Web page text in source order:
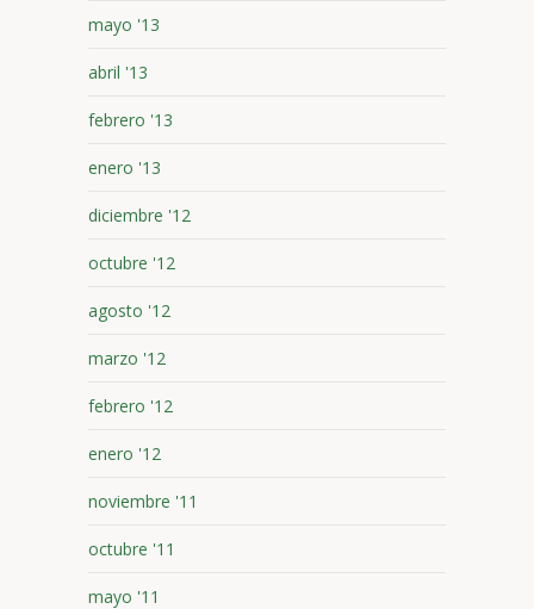
mayo '13
abril '13
febrero '13
enero '13
diciembre '12
octubre '12
agosto '12
marzo '12
febrero '12
enero '12
noviembre '11
octubre '11
mayo '11